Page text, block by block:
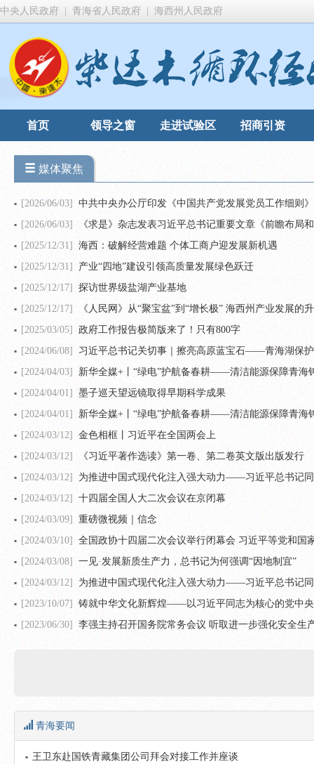
中央人民政府 青海省人民政府 海西州人民政府
首页 领导之窗 走进试验区 招商引资
媒体聚焦
[2026/06/03] 中共中央办公厅印发《中国共产党发展党员工作细则》
[2026/06/03]
《求是》杂志发表习近平总书记重要文章《前瞻布局
[2025/12/31] 海西：破解经营难题 个体工商户迎发展新机遇
[2025/12/31] 产业“四地”建设引领高质量发展绿色跃迁
[2025/12/17] 探访世界级盐湖产业基地
[2025/12/17]
《人民网》从“聚宝盆”到“增长极” 海西州产业发展的
[2025/03/05]政府工作报告极简版来了！只有800字
[2024/06/08] 习近平总书记关切事｜擦亮高原蓝宝石——青海湖保
[2024/04/03] 新华全媒+丨“绿电”护航备春耕——清洁能源保障青海
[2024/04/01] 墨子巡天望远镜取得早期科学成果
[2024/04/01] 新华全媒+丨“绿电”护航备春耕——清洁能源保障青海
[2024/03/12] 金色相框丨习近平在全国两会上
[2024/03/12]
《习近平著作选读》第一卷、第二卷英文版出版发行
[2024/03/12] 为推进中国式现代化注入强大动力——习近平总书记
[2024/03/12] 十四届全国人大二次会议在京闭幕
[2024/03/09] 重磅微视频｜信念
[2024/03/10] 全国政协十四届二次会议举行闭幕会 习近平等党和国
[2024/03/08] 一见·发展新质生产力，总书记为何强调“因地制宜”
[2024/03/12] 为推进中国式现代化注入强大动力——习近平总书记
[2023/10/07] 铸就中华文化新辉煌——以习近平同志为核心的党中
[2023/06/30]李强主持召开国务院常务会议 听取进一步强化安全生
青海要闻
王卫东赴国铁青藏集团公司拜会对接工作并座谈